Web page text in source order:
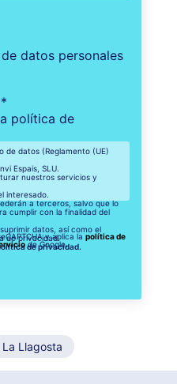
datos personales
*
política de
de datos (Reglamento (UE)
Espais, SLU.
nuestros servicios y
interesado.
a terceros, salvo que lo
cumplir con la finalidad del
datos, así como el
de privacidad.
de privacidad.
y aplica la política de
de Google.
Llagosta